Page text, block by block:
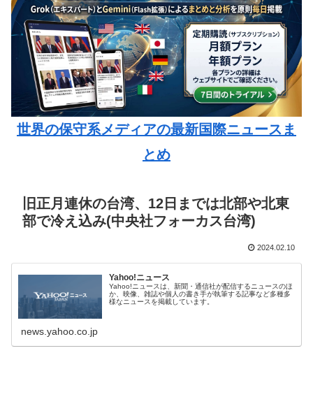
世界の保守系メディアの最新国際ニュースま
とめ
旧正月連休の台湾、12日までは北部や北東
部で冷え込み(中央社フォーカス台湾)
2024.02.10
Yahoo!ニュース
Yahoo!ニュースは、新聞・通信社が配信するニュースのほ
か、映像、雑誌や個人の書き手が執筆する記事など多種多
様なニュースを掲載しています。
news.yahoo.co.jp